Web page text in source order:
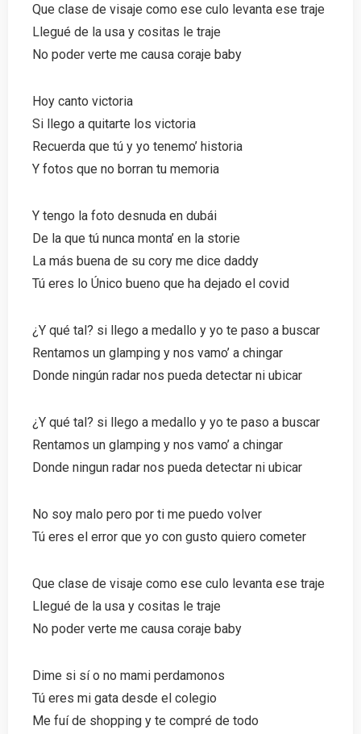
Que clase de visaje como ese culo levanta ese traje
Llegué de la usa y cositas le traje
No poder verte me causa coraje baby
Hoy canto victoria
Si llego a quitarte los victoria
Recuerda que tú y yo tenemo’ historia
Y fotos que no borran tu memoria
Y tengo la foto desnuda en dubái
De la que tú nunca monta’ en la storie
La más buena de su cory me dice daddy
Tú eres lo Único bueno que ha dejado el covid
¿Y qué tal? si llego a medallo y yo te paso a buscar
Rentamos un glamping y nos vamo’ a chingar
Donde ningún radar nos pueda detectar ni ubicar
¿Y qué tal? si llego a medallo y yo te paso a buscar
Rentamos un glamping y nos vamo’ a chingar
Donde ningun radar nos pueda detectar ni ubicar
No soy malo pero por ti me puedo volver
Tú eres el error que yo con gusto quiero cometer
Que clase de visaje como ese culo levanta ese traje
Llegué de la usa y cositas le traje
No poder verte me causa coraje baby
Dime si sí o no mami perdamonos
Tú eres mi gata desde el colegio
Me fuí de shopping y te compré de todo